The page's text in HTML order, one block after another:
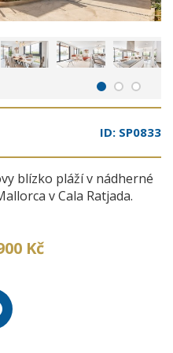
ID: SP0833
blízko pláží v nádherné
v Cala Ratjada.
Kč